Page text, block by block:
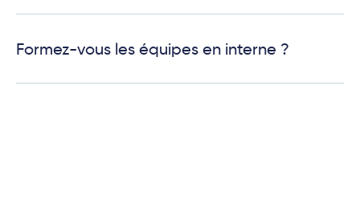
Formez-vous les équipes en interne ?